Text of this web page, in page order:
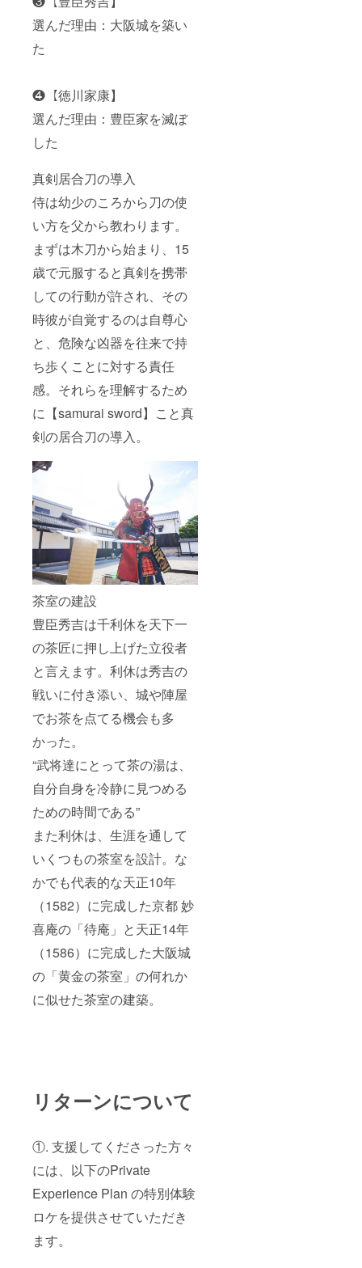
選んだ理由：大阪城を築い
た
❹【徳川家康】
選んだ理由：豊臣家を滅ぼ
した
真剣居合刀の導入
侍は幼少のころから刀の使
い方を父から教わります。
まずは木刀から始まり、15
歳で元服すると真剣を携帯
しての行動が許され、その
時彼が自覚するのは自尊心
と、危険な凶器を往来で持
ち歩くことに対する責任
感。それらを理解するため
に【samurai sword】こと真
剣の居合刀の導入。
茶室の建設
豊臣秀吉は千利休を天下一
の茶匠に押し上げた立役者
と言えます。利休は秀吉の
戦いに付き添い、城や陣屋
でお茶を点てる機会も多
かった。
“武将達にとって茶の湯は、
自分自身を冷静に見つめる
ための時間である”
また利休は、生涯を通して
いくつもの茶室を設計。な
かでも代表的な天正10年
（1582）に完成した京都 妙
喜庵の「待庵」と天正14年
（1586）に完成した大阪城
の「黄金の茶室」の何れか
に似せた茶室の建築。
リターンについて
①. 支援してくださった方々
には、以下のPrivate
Experience Plan の特別体験
ロケを提供させていただき
ます。